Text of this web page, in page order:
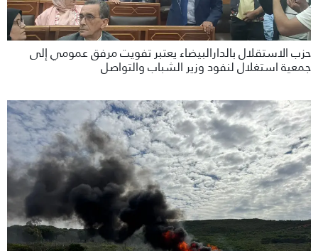
حزب الاستقلال بالدارالبيضاء يعتبر تفويت مرفق عمومي إلى
جمعية استغلال لنفود وزير الشباب والتواصل